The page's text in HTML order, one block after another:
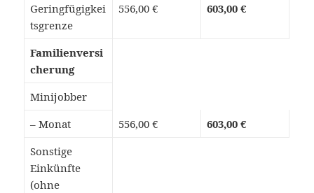
Geringfügigkei
tsgrenze
556,00 € 603,00 €
Familienversi
cherung
Minijobber
– Monat
556,00 €
603,00 €
Sonstige
Einkünfte
(ohne